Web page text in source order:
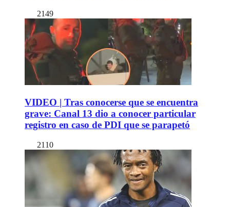
2149
VIDEO | Tras conocerse que se encuentra
grave: Canal 13 dio a conocer particular
registro en caso de PDI que se parapetó
2110